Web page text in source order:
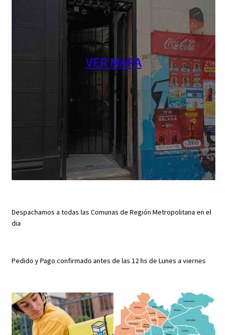
VER MAPA
Despachamos a todas las Comunas de Región Metropolitana en el
dia
Pedido y Pago confirmado antes de las 12 hs de Lunes a viernes